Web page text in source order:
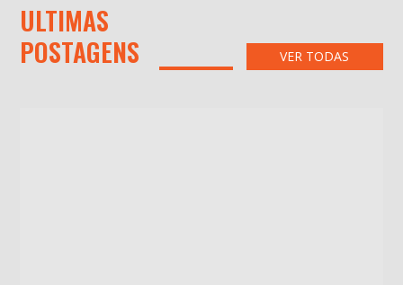
ULTIMAS
POSTAGENS
VER TODAS